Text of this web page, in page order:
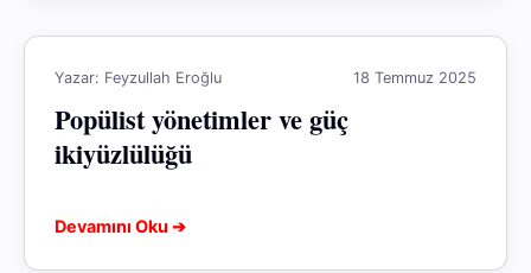
Yazar: Feyzullah Eroğlu 18 Temmuz 2025
Popülist yönetimler ve güç
ikiyüzlülüğü
Devamını Oku ➔